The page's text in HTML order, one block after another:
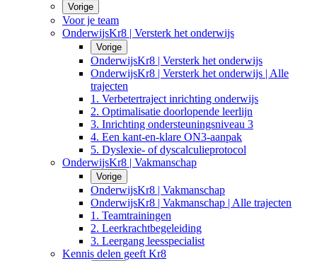
Vorige
Voor je team
OnderwijsKr8 | Versterk het onderwijs
Vorige
OnderwijsKr8 | Versterk het onderwijs
OnderwijsKr8 | Versterk het onderwijs | Alle
trajecten
1. Verbetertraject inrichting onderwijs
2. Optimalisatie doorlopende leerlijn
3. Inrichting ondersteuningsniveau 3
4. Een kant-en-klare ON3-aanpak
5. Dyslexie- of dyscalculieprotocol
OnderwijsKr8 | Vakmanschap
Vorige
OnderwijsKr8 | Vakmanschap
OnderwijsKr8 | Vakmanschap | Alle trajecten
1. Teamtrainingen
2. Leerkrachtbegeleiding
3. Leergang leesspecialist
Kennis delen geeft Kr8